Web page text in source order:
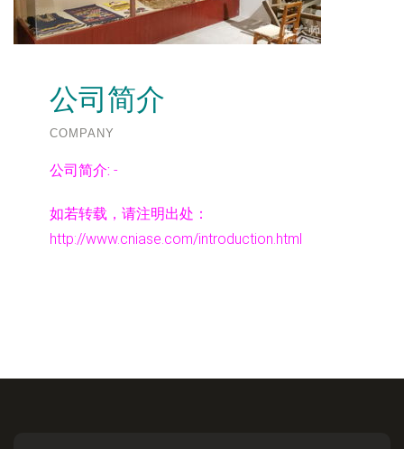
公司简介
COMPANY
公司简介: -
如若转载，请注明出处：
http://www.cniase.com/introduction.html